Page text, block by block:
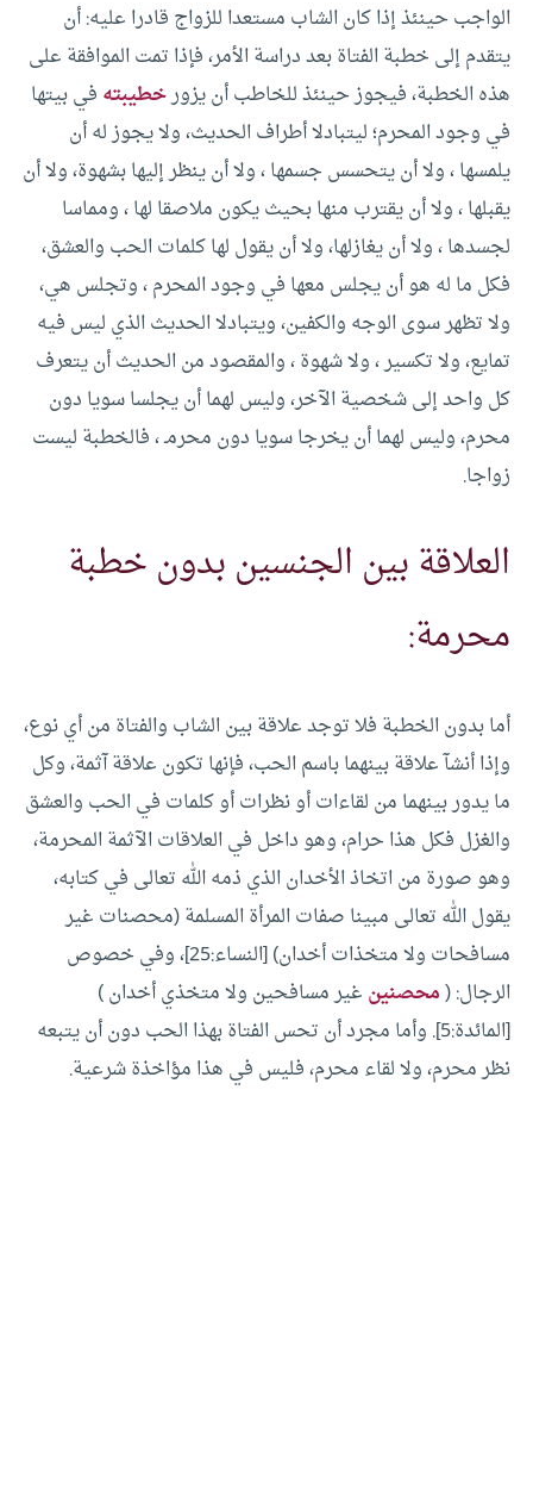
الواجب حينئذ إذا كان الشاب مستعدا للزواج قادرا عليه: أن
يتقدم إلى خطبة الفتاة بعد دراسة الأمر، فإذا تمت الموافقة على
هذه الخطبة، فيجوز حينئذ للخاطب أن يزورخطيبته في بيتها
في وجود المحرم؛ ليتبادلا أطراف الحديث، ولا يجوز له أن
يلمسها ، ولا أن يتحسس جسمها ، ولا أن ينظر إليها بشهوة، ولا أن
يقبلها ، ولا أن يقترب منها بحيث يكون ملاصقا لها ، ومماسا
لجسدها ، ولا أن يغازلها، ولا أن يقول لها كلمات الحب والعشق،
فكل ما له هو أن يجلس معها في وجود المحرم ، وتجلس هي،
ولا تظهر سوى الوجه والكفين، ويتبادلا الحديث الذي ليس فيه
تمايع، ولا تكسير ، ولا شهوة ، والمقصود من الحديث أن يتعرف
كل واحد إلى شخصية الآخر، وليس لهما أن يجلسا سويا دون
محرم، وليس لهما أن يخرجا سويا دون محرمـ ، فالخطبة ليست
زواجا.
العلاقة بين الجنسين بدون خطبة
محرمة:
أما بدون الخطبة فلا توجد علاقة بين الشاب والفتاة من أي نوع،
وإذا أنشآ علاقة بينهما باسم الحب، فإنها تكون علاقة آثمة، وكل
ما يدور بينهما من لقاءات أو نظرات أو كلمات في الحب والعشق
والغزل فكل هذا حرام، وهو داخل في العلاقات الآثمة المحرمة،
وهو صورة من اتخاذ الأخدان الذي ذمه الله تعالى في كتابه،
يقول الله تعالى مبينا صفات المرأة المسلمة (محصنات غير
مسافحات ولا متخذات أخدان) [النساء:25]، وفي خصوص
الرجال: (محصنين غير مسافحين ولا متخذي أخدان )
[المائدة:5]. وأما مجرد أن تحس الفتاة بهذا الحب دون أن يتبعه
نظر محرم، ولا لقاء محرم، فليس في هذا مؤاخذة شرعية.